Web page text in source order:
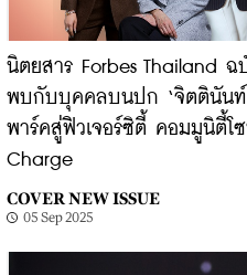
นิตยสาร Forbes Thailand ฉ
พบกับบุคคลบนปก ‘จิตตินันท์
พาร์คสู่ฟิวเจอร์ซิตี้ คอมมูนิตี้โ
Charge
COVER NEW ISSUE
05 Sep 2025